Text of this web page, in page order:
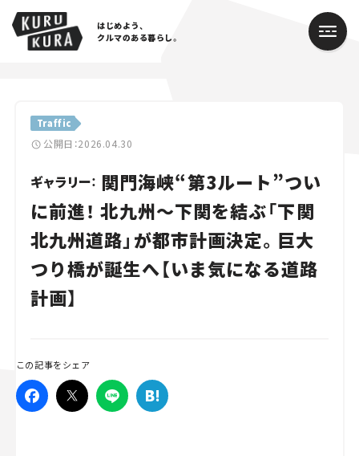
はじめよう、
クルマのある暮らし。
Traffic
公開日：2026.04.30
ギャラリー： 関門海峡“第3ルート”つい
に前進！ 北九州～下関を結ぶ「下関
北九州道路」が都市計画決定。巨大
つり橋が誕生へ【いま気になる道路
計画】
この記事をシェア
Cars
Lifestyle
Traffic
Special
Series
スズキ ジムニー｜Suzuki Jimny
マツダ｜Mazda
マツダ ロードスター｜Mazda Roadster